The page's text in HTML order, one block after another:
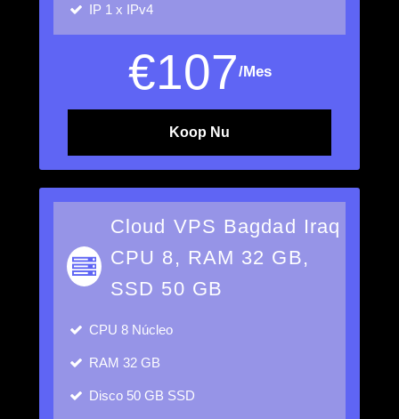
IP 1 x IPv4
€107/Mes
Koop Nu
Cloud VPS Bagdad Iraq
CPU 8, RAM 32 GB,
SSD 50 GB
CPU 8 Núcleo
RAM 32 GB
Disco 50 GB SSD